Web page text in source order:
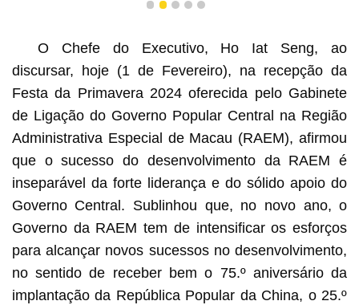
Ligação do Governo Popular Central na Região
1 2 3 4 5
O Chefe do Executivo, Ho Iat Seng, ao
discursar, hoje (1 de Fevereiro), na recepção da
Festa da Primavera 2024 oferecida pelo Gabinete
de Ligação do Governo Popular Central na Região
Administrativa Especial de Macau (RAEM), afirmou
que o sucesso do desenvolvimento da RAEM é
inseparável da forte liderança e do sólido apoio do
Governo Central. Sublinhou que, no novo ano, o
Governo da RAEM tem de intensificar os esforços
para alcançar novos sucessos no desenvolvimento,
no sentido de receber bem o 75.º aniversário da
implantação da República Popular da China, o 25.º